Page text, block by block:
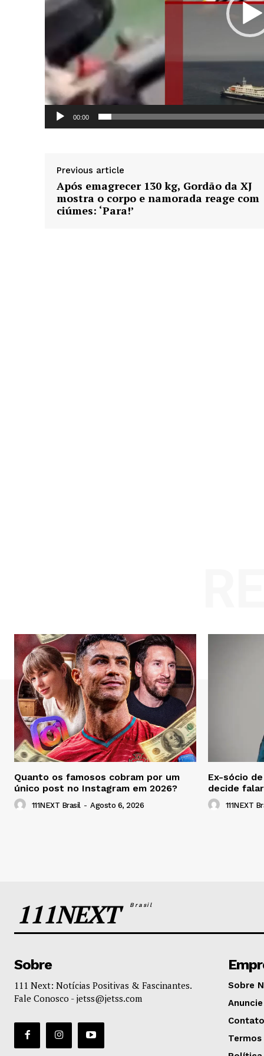
News
d
o
00:00
Previous article
Após emagrecer 130 kg, Gordão da XJ
mostra o corpo e namorada reage com
ciúmes: ‘Para!’
Quanto os famosos cobram por um
único post no Instagram em 2026?
111NEXT Brasil - Agosto 6, 2026
Ex-sócio
decide
111NEXT
111NEXTBrasil
Sobre
111 Next: Notícias Positivas & Fascinantes.
Fale Conosco - jetss@jetss.com
Sobre
Anuncie
Contato